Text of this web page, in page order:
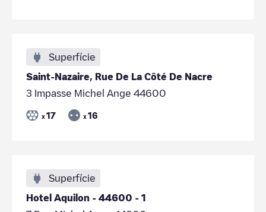
Superfície
Saint-Nazaire, Rue De La Côté De Nacre
3 Impasse Michel Ange 44600
x 17 x 16
Superfície
Hotel Aquilon - 44600 - 1